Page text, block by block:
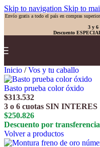
Skip to navigation Skip to
Envío gratis a todo el país en compras
3 y 6
Descuento
Inicio / Vos y tu caballo
Basto prueba color óxido
$313.532
3 o 6 cuotas SIN INTERES
$250.826
Descuento por
Volver a productos